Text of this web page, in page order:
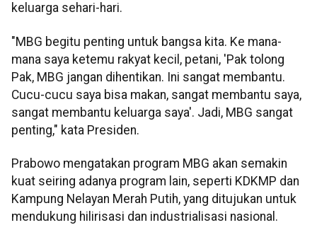
keluarga sehari-hari.
"MBG begitu penting untuk bangsa kita. Ke mana-
mana saya ketemu rakyat kecil, petani, 'Pak tolong
Pak, MBG jangan dihentikan. Ini sangat membantu.
Cucu-cucu saya bisa makan, sangat membantu saya,
sangat membantu keluarga saya'. Jadi, MBG sangat
penting," kata Presiden.
Prabowo mengatakan program MBG akan semakin
kuat seiring adanya program lain, seperti KDKMP dan
Kampung Nelayan Merah Putih, yang ditujukan untuk
mendukung hilirisasi dan industrialisasi nasional.